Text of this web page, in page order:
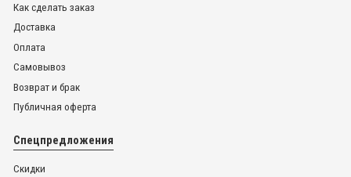
Как сделать заказ
Доставка
Оплата
Самовывоз
Возврат и брак
Публичная оферта
Спецпредложения
Скидки